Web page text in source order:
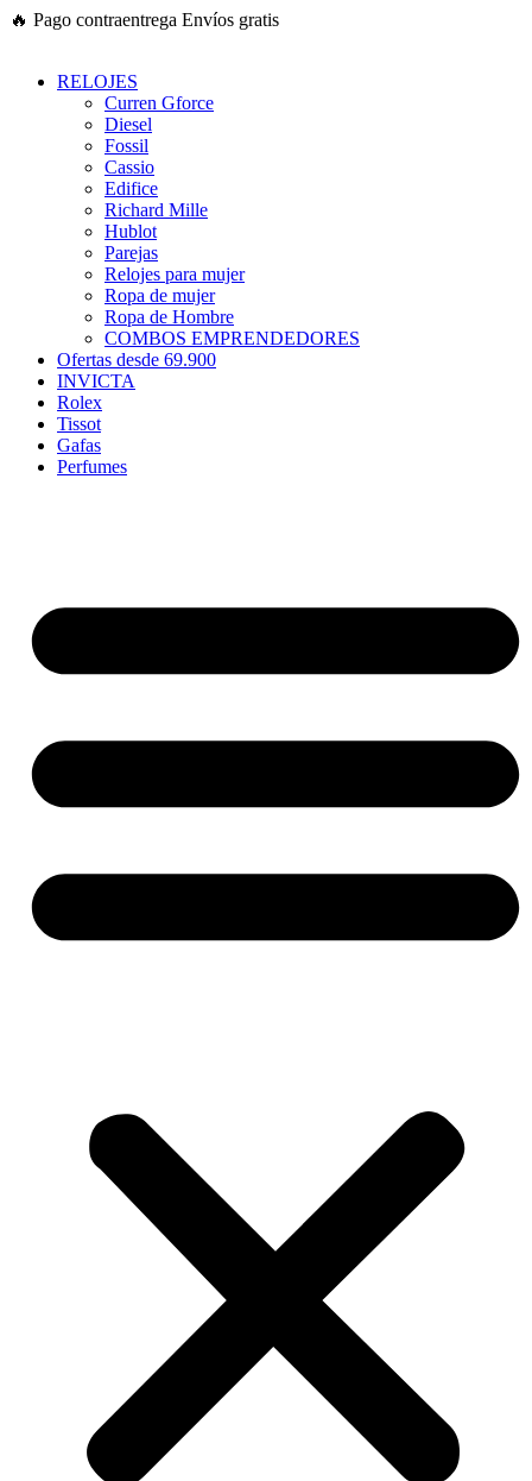
Ir
🔥 Pago contraentrega Envíos gratis
RELOJES
Curren Gforce
Diesel
Fossil
Cassio
Edifice
Richard Mille
Hublot
Parejas
Relojes para mujer
Ropa de mujer
Ropa de Hombre
COMBOS EMPRENDEDORES
Ofertas desde 69.900
INVICTA
Rolex
Tissot
Gafas
Perfumes